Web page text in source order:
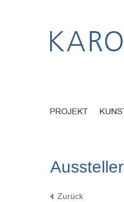
Aussteller
Zurück